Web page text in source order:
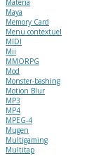
Matéria
Maya
Memory Card
Menu contextuel
MIDI
Mii
MMORPG
Mod
Monster-bashing
Motion Blur
MP3
MP4
MPEG-4
Mugen
Multigaming
Multitap